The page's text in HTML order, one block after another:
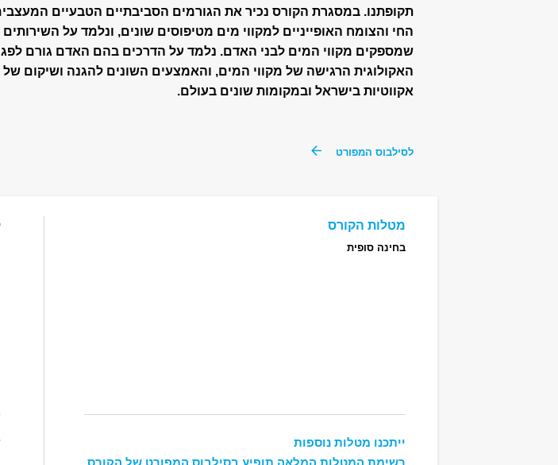
תקופתנו. במסגרת הקורס נכיר את הגורמים הסביבתיים הטבעיים
החי והצומח האופייניים למקווי מים מטיפוסים שונים, ונלמד על השירותים
שמספקים מקווי המים לבני האדם. נלמד על הדרכים בהם האדם גורם
האקולוגית הרגישה של מקווי המים, והאמצעים השונים להגנה ושיקום
אקווטיות בישראל ובמקומות שונים בעולם.
לסילבוס המפורט
מטלות הקורס
בחינה סופית
ייתכנו מטלות נוספות